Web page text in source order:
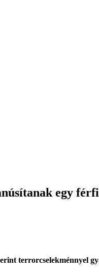
egy
terrorcselekménnyel